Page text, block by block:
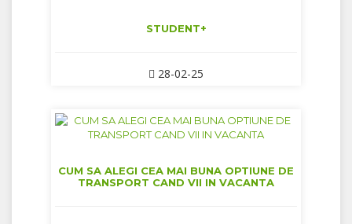
STUDENT+
28-02-25
CUM SA ALEGI CEA MAI BUNA OPTIUNE DE
TRANSPORT CAND VII IN VACANTA